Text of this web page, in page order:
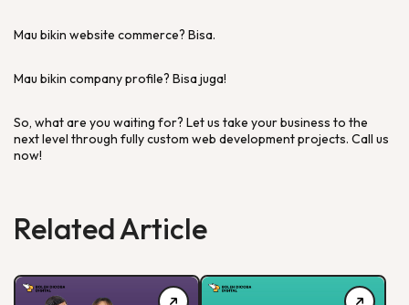
Mau bikin website commerce? Bisa.
Mau bikin company profile? Bisa juga!
So, what are you waiting for? Let us take your business to the
next level through fully custom web development projects. Call us
now!
Related Article